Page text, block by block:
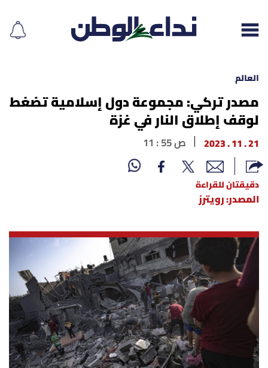
إقرأ الجريدة
لبنان
الغلاف
محليات
أسرار
متفرقات
نداء القرّاء
العالم
مصدر تركي: مجموعة دول إسلامية تضغط
لوقف إطلاق النار في غزة
21 . 11 . 2023 11 : 55 ص
دقيقتان للقراءة
المصدر: رويترز